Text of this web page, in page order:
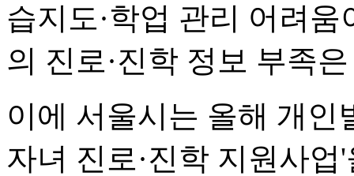
습지도·학업 관리 어려
의 진로·진학 정보 부족
이에 서울시는 올해 개인
자녀 진로·진학 지원사